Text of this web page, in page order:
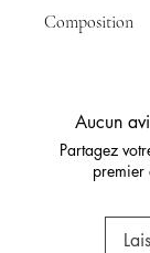
Collissimo ou
Composition
Aucun
Partagez
premier